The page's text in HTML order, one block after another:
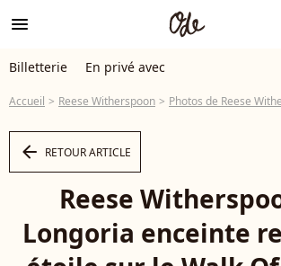
menu
Billetterie En privé avec
Accueil Reese Witherspoon Photos de Reese
arrow_left RETOUR ARTICLE
Reese
Longoria enceinte